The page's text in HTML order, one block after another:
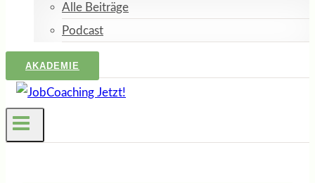
Alle Beiträge
Podcast
AKADEMIE